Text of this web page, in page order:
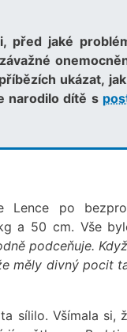
před jaké
ukázat,
narodilo dítě s
po
a 50 cm. Vše
podceňuje.
měly divný pocit
sílilo. Všímala si,